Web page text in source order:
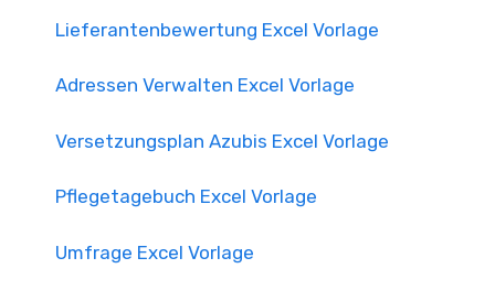
Lieferantenbewertung Excel Vorlage
Adressen Verwalten Excel Vorlage
Versetzungsplan Azubis Excel Vorlage
Pflegetagebuch Excel Vorlage
Umfrage Excel Vorlage